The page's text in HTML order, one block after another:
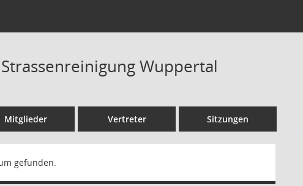
Wuppertal
Mitglieder Vertreter Sitzungen
gefunden.